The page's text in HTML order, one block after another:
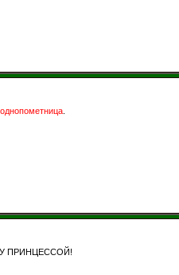
.
ПРИНЦЕССОЙ!